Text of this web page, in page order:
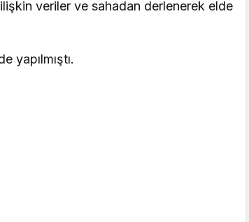
veriler ve sahadan derlenerek elde
yapılmıştı.